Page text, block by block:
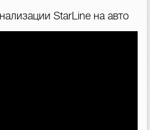
StarLine на авто